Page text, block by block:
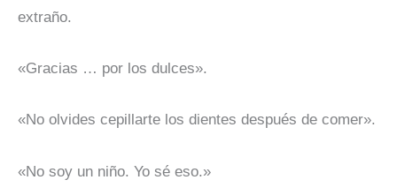
extraño.
«Gracias … por los dulces».
«No olvides cepillarte los dientes después de comer».
«No soy un niño. Yo sé eso.»